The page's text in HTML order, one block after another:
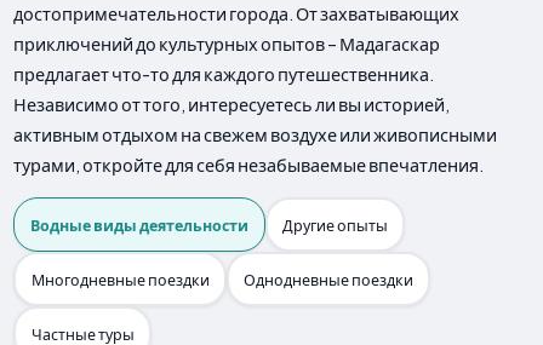
достопримечательности города. От захватывающих
приключений до культурных опытов – Мадагаскар
предлагает что-то для каждого путешественника.
Независимо от того, интересуетесь ли вы историей,
активным отдыхом на свежем воздухе или живописными
турами, откройте для себя незабываемые впечатления.
Водные виды деятельности Другие опыты
Многодневные поездки Однодневные поездки
Частные туры